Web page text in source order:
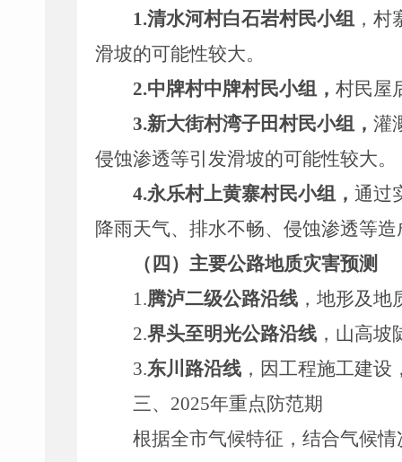
1.清水河村白石岩村民小组 ， 村
滑坡的可能性较大。
2.中牌村中牌村民小组， 村民屋
3.新大街村湾子田村民小组， 灌
侵蚀渗透等引发滑坡的可能性较大。
4.永乐村上黄寨村民小组， 通过
降雨天气、排水不畅、侵蚀渗透等造
（四）主要公路地质灾害预测
1.腾泸二级公路沿线 ，地形及
2.界头至明光公路沿线 ，山高
3.东川路沿线 ，因工程施工建
三、 2025年重点防范期
根据全市气候特征，结合气候